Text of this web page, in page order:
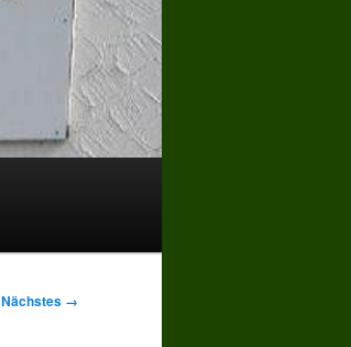
Nächstes →